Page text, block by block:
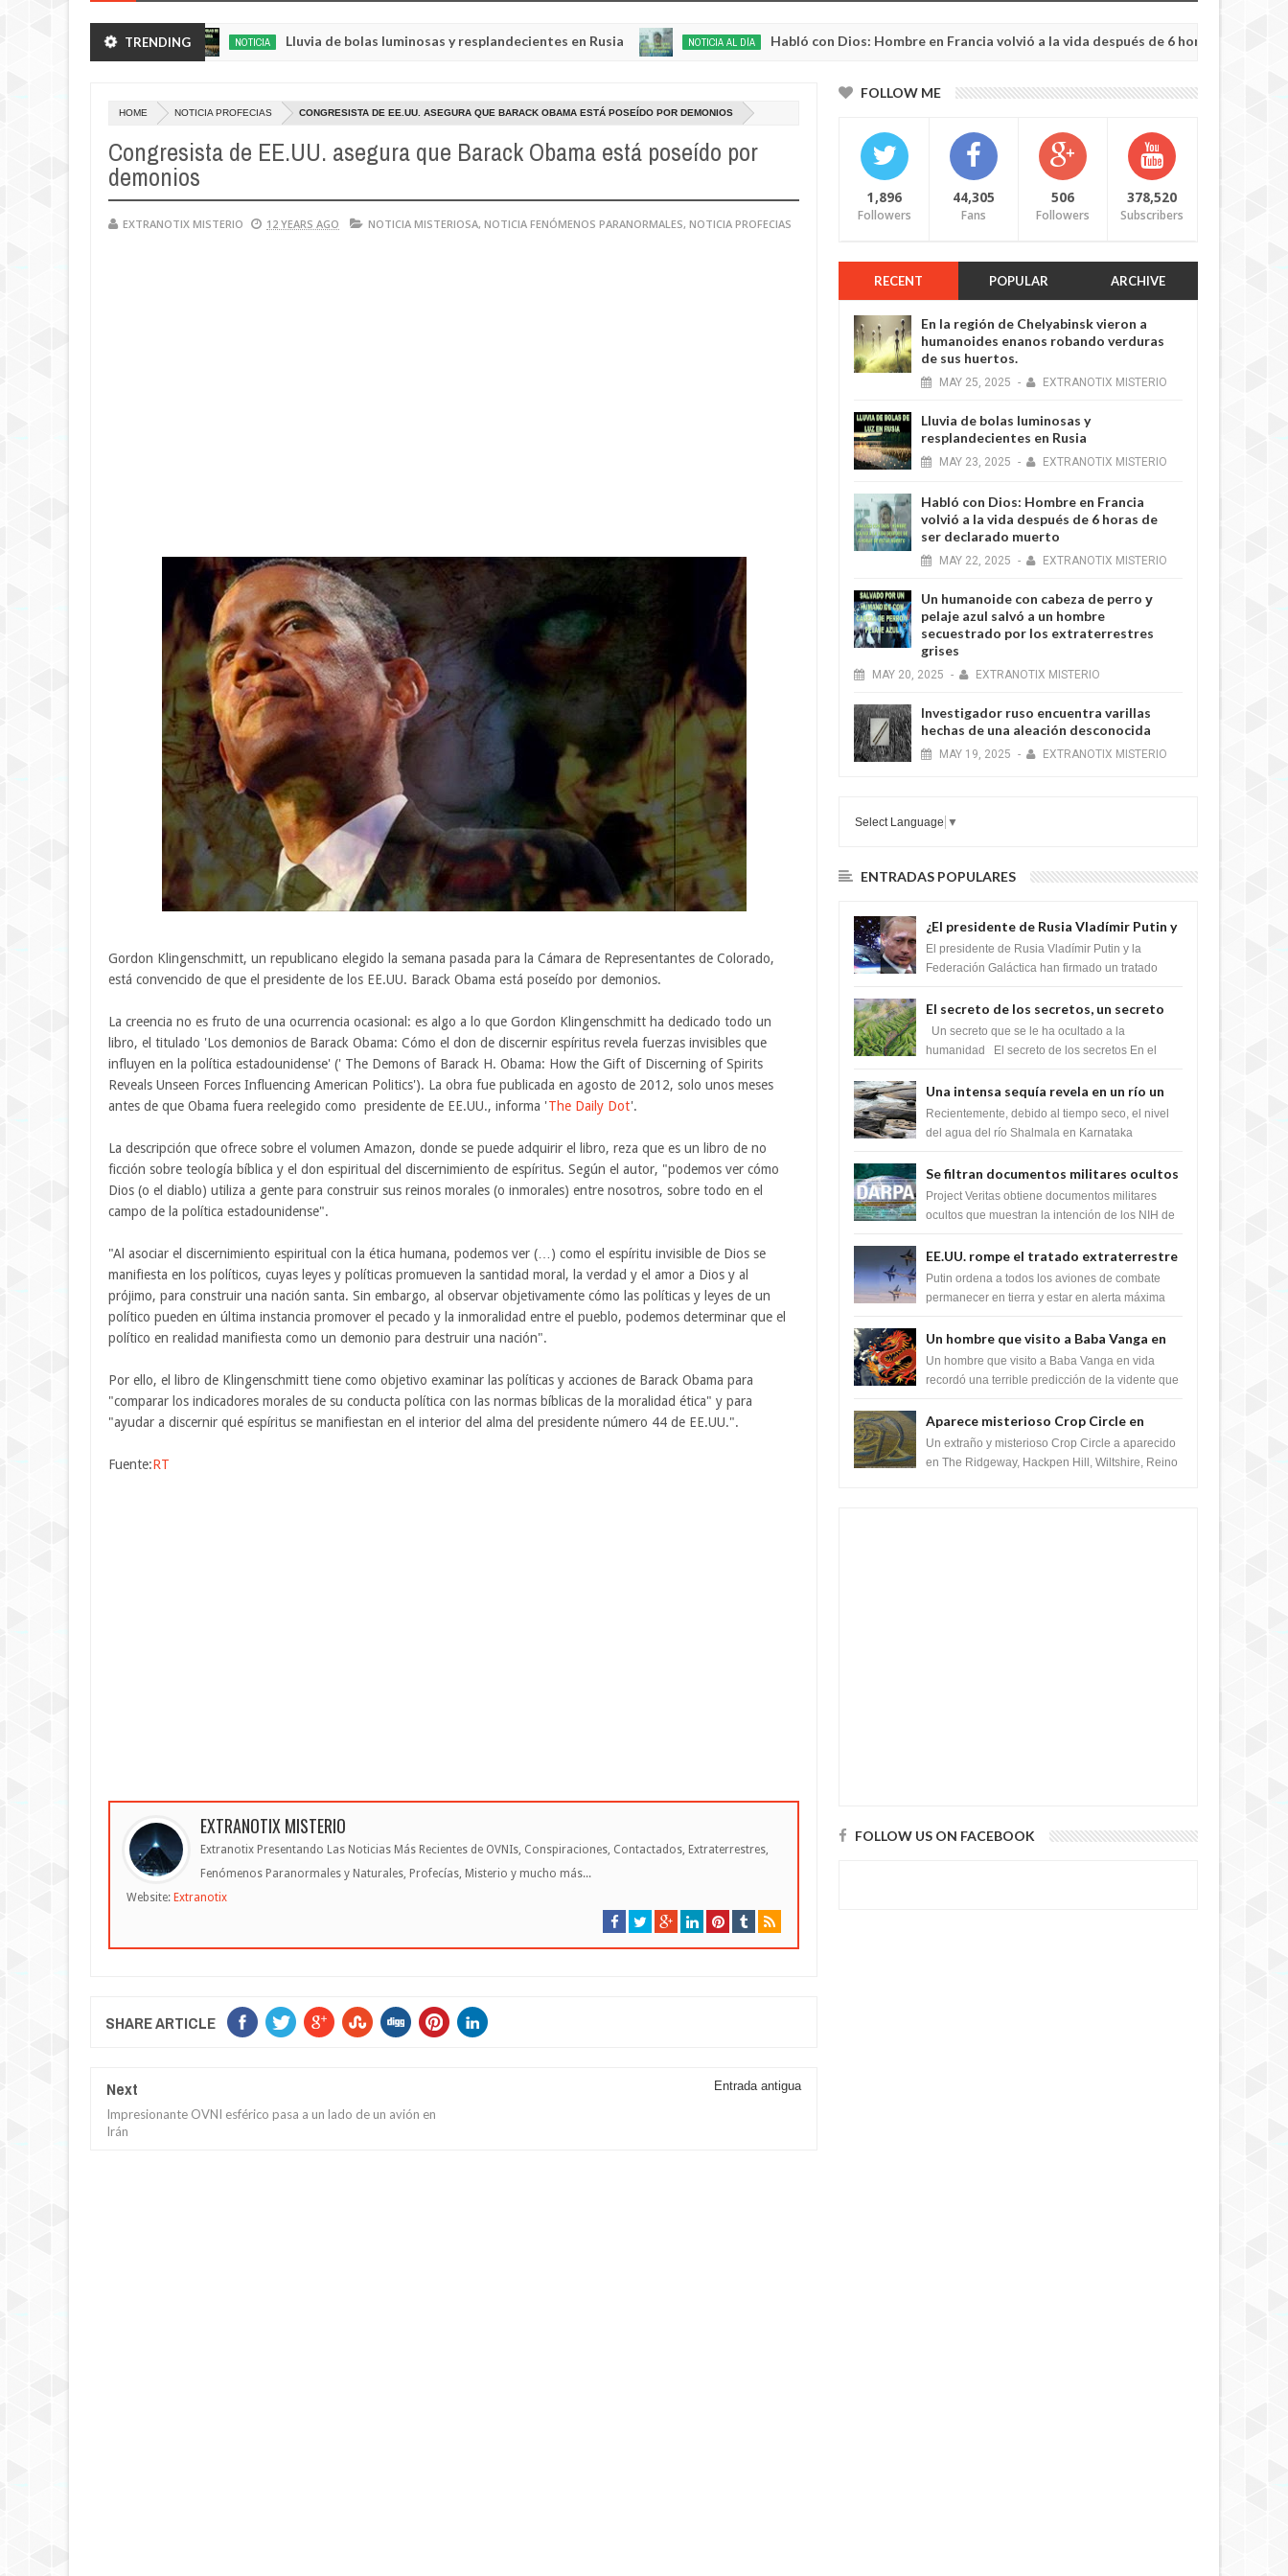
TRENDING
de sus huertos.
May
NOTICIA Lluvia de bolas luminosas y resplandecientes en Rusia NOTICIA AL DÍA Habló con Dios: Hombre en Francia volvió a la vida después de 6 horas de ser declarado
HOME NOTICIA PROFECIAS CONGRESISTA DE EE.UU. ASEGURA QUE BARACK OBAMA ESTÁ POSEÍDO POR DEMONIOS
Congresista de EE.UU. asegura que Barack Obama está poseído por
demonios
EXTRANOTIX MISTERIO 12 YEARS AGO NOTICIA MISTERIOSA, NOTICIA FENÓMENOS PARANORMALES, NOTICIA PROFECIAS
Gordon Klingenschmitt, un republicano elegido la semana pasada para la Cámara de Representantes de Colorado,
está convencido de que el presidente de los EE.UU. Barack Obama está poseído por demonios.
La creencia no es fruto de una ocurrencia ocasional: es algo a lo que Gordon Klingenschmitt ha dedicado todo un
libro, el titulado 'Los demonios de Barack Obama: Cómo el don de discernir espíritus revela fuerzas invisibles que
influyen en la política estadounidense' (' The Demons of Barack H. Obama: How the Gift of Discerning of Spirits
Reveals Unseen Forces Influencing American Politics'). La obra fue publicada en agosto de 2012, solo unos meses
antes de que Obama fuera reelegido como presidente de EE.UU., informa 'The Daily Dot'.
La descripción que ofrece sobre el volumen Amazon, donde se puede adquirir el libro, reza que es un libro de no
ficción sobre teología bíblica y el don espiritual del discernimiento de espíritus. Según el autor, "podemos ver cómo
Dios (o el diablo) utiliza a gente para construir sus reinos morales (o inmorales) entre nosotros, sobre todo en el
campo de la política estadounidense".
"Al asociar el discernimiento espiritual con la ética humana, podemos ver (…) como el espíritu invisible de Dios se
manifiesta en los políticos, cuyas leyes y políticas promueven la santidad moral, la verdad y el amor a Dios y al
prójimo, para construir una nación santa. Sin embargo, al observar objetivamente cómo las políticas y leyes de un
político pueden en última instancia promover el pecado y la inmoralidad entre el pueblo, podemos determinar que el
político en realidad manifiesta como un demonio para destruir una nación".
Por ello, el libro de Klingenschmitt tiene como objetivo examinar las políticas y acciones de Barack Obama para
"comparar los indicadores morales de su conducta política con las normas bíblicas de la moralidad ética" y para
"ayudar a discernir qué espíritus se manifiestan en el interior del alma del presidente número 44 de EE.UU.".
Fuente:RT
EXTRANOTIX MISTERIO
Extranotix Presentando Las Noticias Más Recientes de OVNIs, Conspiraciones, Contactados, Extraterrestres,
Fenómenos Paranormales y Naturales, Profecías, Misterio y mucho más...
Website: Extranotix
SHARE ARTICLE
Next
Impresionante OVNI esférico pasa a un lado de un avión en
Irán
Entrada antigua
FOLLOW ME
1,896
Followers
44,305
Fans
506
Followers
378,520
Subscribers
RECENT POPULAR ARCHIVE
En la región de Chelyabinsk vieron a
humanoides enanos robando verduras
de sus huertos.
MAY 25, 2025 - EXTRANOTIX MISTERIO
Lluvia de bolas luminosas y
resplandecientes en Rusia
MAY 23, 2025 - EXTRANOTIX MISTERIO
Habló con Dios: Hombre en Francia
volvió a la vida después de 6 horas de
ser declarado muerto
MAY 22, 2025 - EXTRANOTIX MISTERIO
Un humanoide con cabeza de perro у
pelaje azul salvó a un hombre
secuestrado por los extraterrestres
grises
MAY 20, 2025 - EXTRANOTIX MISTERIO
Investigador ruso encuentra varillas
hechas de una aleación desconocida
MAY 19, 2025 - EXTRANOTIX MISTERIO
Select Language ▼
ENTRADAS POPULARES
¿El presidente de Rusia Vladímir Putin y
la Federación Galactica han firmado un
tratado para acabar con los Sionistas?
El presidente de Rusia Vladímir Putin y la
Federación Galáctica han firmado un tratado
Si...
El secreto de los secretos, un secreto
que cambiaría por completo el destino
de la humanidad
Un secreto que se le ha ocultado a la
humanidad El secreto de los secretos En el
m...
Una intensa sequía revela en un río un
impresionante hallazgo de miles de
Shiva Lingas
Recientemente, debido al tiempo seco, el nivel
del agua del río Shalmala en Karnataka
Shiv...
Se filtran documentos militares ocultos
que muestran la intención de los NIH de
crear el SARS-CoV-2, utilizando la
Project Veritas obtiene documentos militares
ocultos que muestran la intención de los NIH de
EE.UU. rompe el tratado extraterrestre
y se prepara para destruir el misterioso
satélite "Caballero Negro"
Putin ordena a todos los aviones de combate
permanecer en tierra y estar en alerta máxima
el ...
Un hombre que visito a Baba Vanga en
vida recordó la terrible predicción de la
vidente para febrero de 2022.
Un hombre que visito a Baba Vanga en vida
recordó una terrible predicción de la vidente que
pron...
Aparece misterioso Crop Circle en
Reino Unido 23 de junio 2016
Un extraño y misterioso Crop Circle a aparecido
en The Ridgeway, Hackpen Hill, Wiltshire, Reino
FOLLOW US ON FACEBOOK